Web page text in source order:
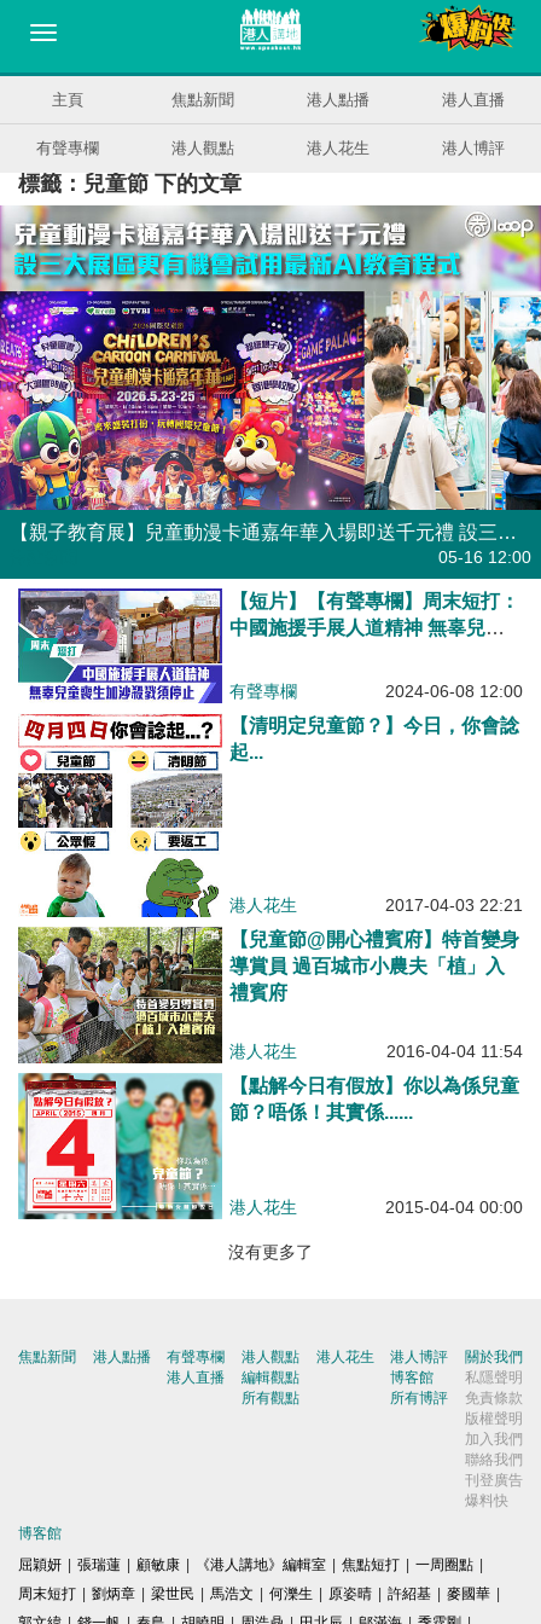
主頁 焦點新聞 港人點播 港人直播
有聲專欄 港人觀點 港人花生 港人博評
標籤：兒童節 下的文章
【親子教育展】兒童動漫卡通嘉年華入場即送千元禮 設三大展區更有機會試用最新AI教育程式
05-16 12:00
【短片】【有聲專欄】周末短打：
中國施援手展人道精神 無辜兒童
有聲專欄 2024-06-08 12:00
【清明定兒童節？】今日，你會諗
起...
港人花生 2017-04-03 22:21
【兒童節@開心禮賓府】特首變身
導賞員 過百城市小農夫「植」入
禮賓府
港人花生 2016-04-04 11:54
【點解今日有假放】你以為係兒童
節？唔係！其實係......
港人花生 2015-04-04 00:00
沒有更多了
焦點新聞 港人點播
有聲專欄
港人直播
港人觀點
編輯觀點
所有觀點
港人花生
港人博評
博客館
所有博評
關於我們
私隱聲明
免責條款
版權聲明
加入我們
聯絡我們
刊登廣告
爆料快
博客館
屈穎妍 | 張瑞蓮 | 顧敏康 | 《港人講地》編輯室 | 焦點短打 | 一周圈點 |
周末短打 | 劉炳章 | 梁世民 | 馬浩文 | 何濼生 | 原姿晴 | 許紹基 | 麥國華 |